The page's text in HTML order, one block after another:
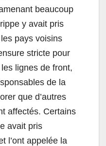
beaucoup
y avait pris
pays voisins
stricte pour
lignes de front,
de la
que d’autres
affectés. Certains
avait pris
l’ont appelée la